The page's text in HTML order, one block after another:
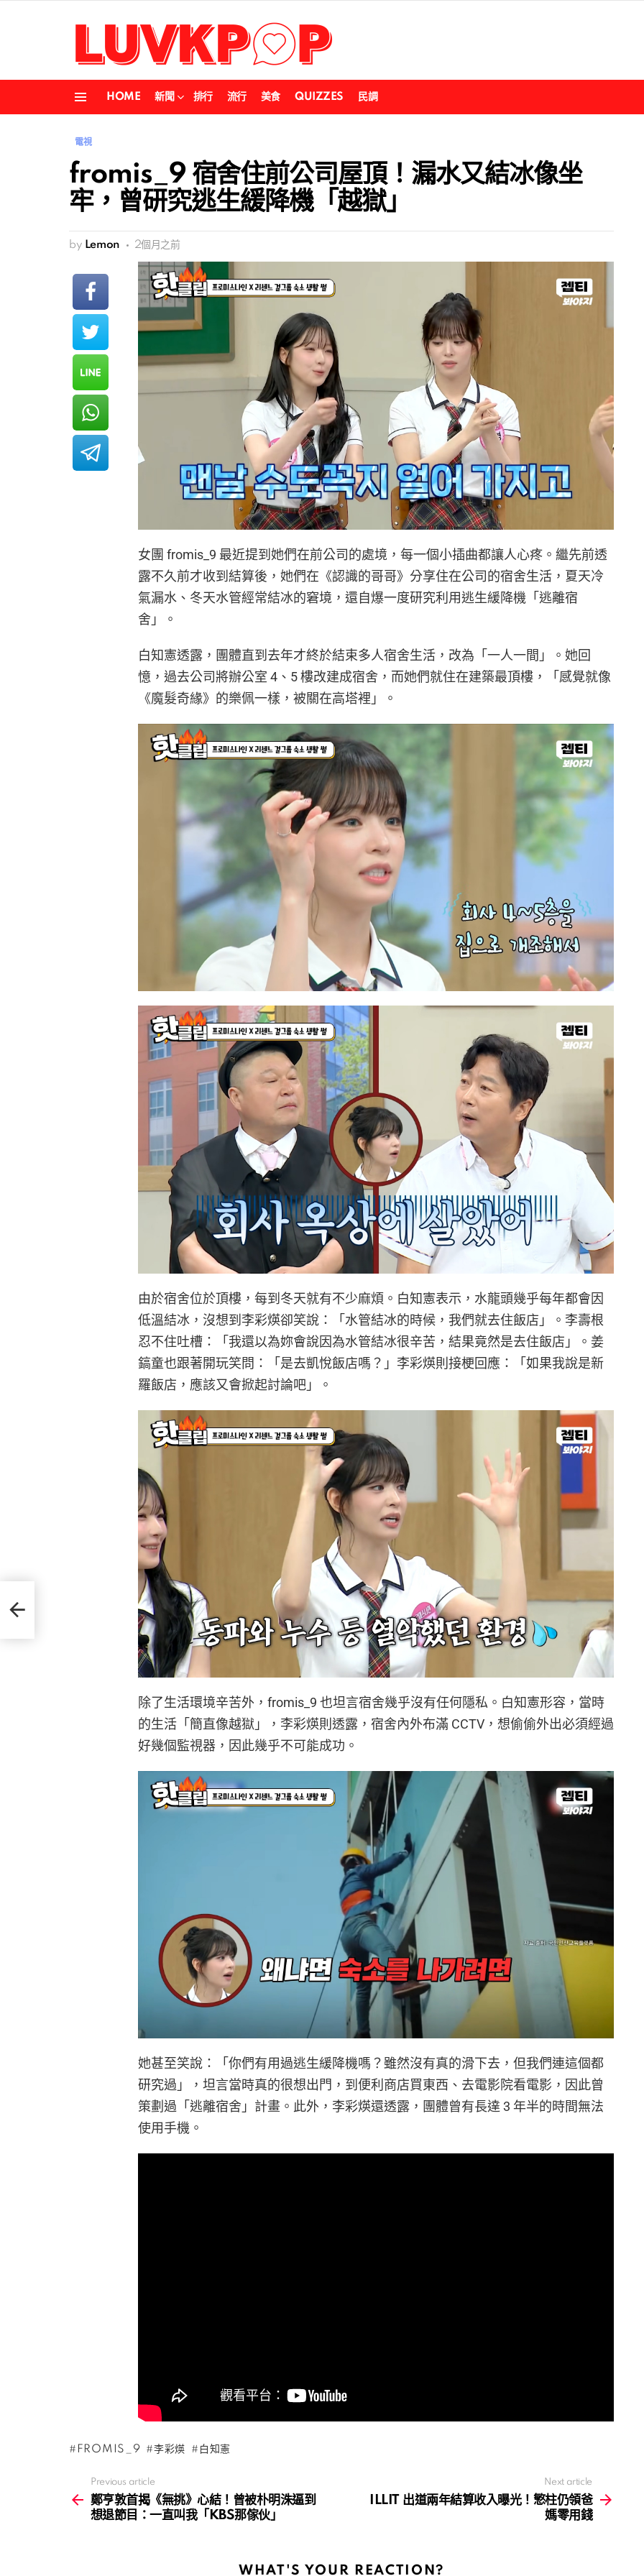
HOME 新聞 排行 流行 美食 QUIZZES 民調
電視
fromis_9 宿舍住前公司屋頂！漏水又結冰像坐
牢，曾研究逃生緩降機「越獄」
by Lemon 2個月之前
女團 fromis_9 最近提到她們在前公司的處境，每一個小插曲都讓人心疼。繼先前透
露不久前才收到結算後，她們在《認識的哥哥》分享住在公司的宿舍生活，夏天冷
氣漏水、冬天水管經常結冰的窘境，還自爆一度研究利用逃生緩降機「逃離宿
舍」。
白知憲透露，團體直到去年才終於結束多人宿舍生活，改為「一人一間」。她回
憶，過去公司將辦公室 4、5 樓改建成宿舍，而她們就住在建築最頂樓，「感覺就像
《魔髮奇緣》的樂佩一樣，被關在高塔裡」。
由於宿舍位於頂樓，每到冬天就有不少麻煩。白知憲表示，水龍頭幾乎每年都會因
低溫結冰，沒想到李彩煐卻笑說：「水管結冰的時候，我們就去住飯店」。李壽根
忍不住吐槽：「我還以為妳會說因為水管結冰很辛苦，結果竟然是去住飯店」。姜
鎬童也跟著開玩笑問：「是去凱悅飯店嗎？」李彩煐則接梗回應：「如果我說是新
羅飯店，應該又會掀起討論吧」。
除了生活環境辛苦外，fromis_9 也坦言宿舍幾乎沒有任何隱私。白知憲形容，當時
的生活「簡直像越獄」，李彩煐則透露，宿舍內外布滿 CCTV，想偷偷外出必須經過
好幾個監視器，因此幾乎不可能成功。
她甚至笑說：「你們有用過逃生緩降機嗎？雖然沒有真的滑下去，但我們連這個都
研究過」，坦言當時真的很想出門，到便利商店買東西、去電影院看電影，因此曾
策劃過「逃離宿舍」計畫。此外，李彩煐還透露，團體曾有長達 3 年半的時間無法
使用手機。
FROMIS_9 李彩煐 白知憲
more
Previous article
鄭亨敦首揭《無挑》心結！曾被朴明洙逼到
想退節目：一直叫我「KBS那傢伙」
Next article
ILLIT 出道兩年結算收入曝光！慜柱仍領爸
媽零用錢
WHAT'S YOUR REACTION?